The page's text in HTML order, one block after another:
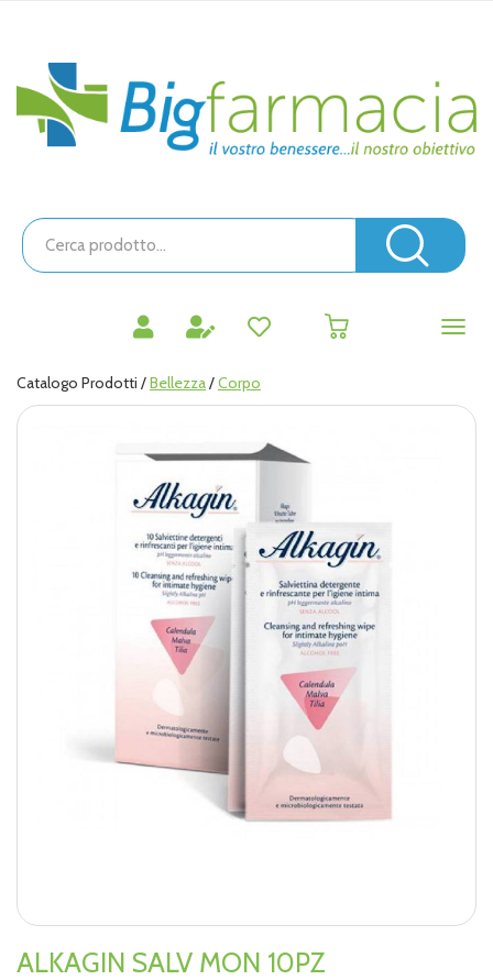
principaleBigfarmacia
Cerca
Prodotto
Catalogo Prodotti /Bellezza/Corpo
ALKAGIN SALV MON 10PZ